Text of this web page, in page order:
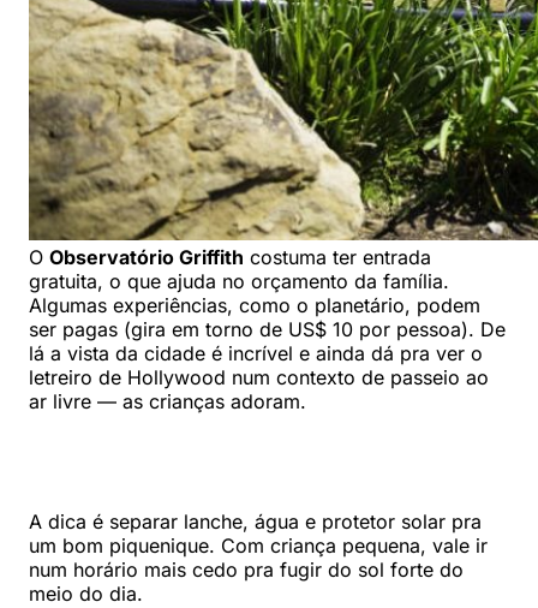
O Observatório Griffith costuma ter entrada
gratuita, o que ajuda no orçamento da família.
Algumas experiências, como o planetário, podem
ser pagas (gira em torno de US$ 10 por pessoa). De
lá a vista da cidade é incrível e ainda dá pra ver o
letreiro de Hollywood num contexto de passeio ao
ar livre — as crianças adoram.
A dica é separar lanche, água e protetor solar pra
um bom piquenique. Com criança pequena, vale ir
num horário mais cedo pra fugir do sol forte do
meio do dia.